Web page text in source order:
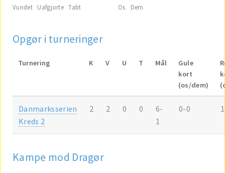
Vundet Uafgjorte Tabt Os Dem
Opgør i turneringer
Turnering K V U T Mål
Gule
kort
(os/dem)
Danmarksserien
Kreds 2
2 2 0 0
6-
1
0-0
Kampe mod Dragør